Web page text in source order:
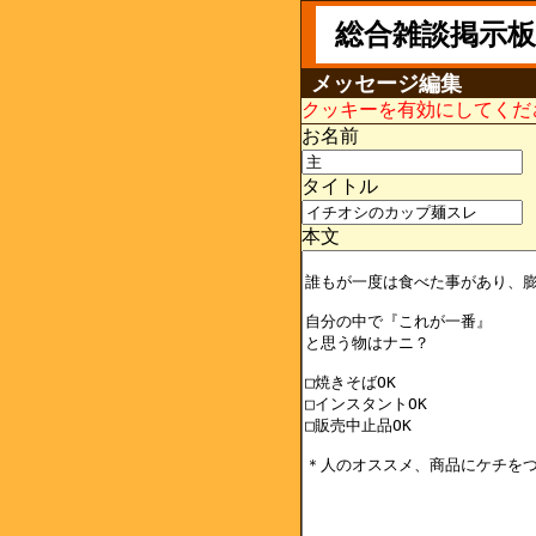
総合雑談掲示板
メッセージ編集
クッキーを有効にしてくだ
お名前
タイトル
本文